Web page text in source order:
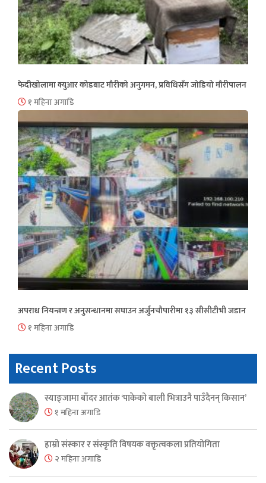
फेदीखोलामा क्युआर कोडबाट मौरीको अनुगमन, प्रविधिसँग जोडियो मौरीपालन
१ महिना अगाडि
अपराध नियन्त्रण र अनुसन्धानमा सघाउन अर्जुनचौपारीमा १३ सीसीटीभी जडान
१ महिना अगाडि
Recent Posts
स्याङ्जामा बाँदर आतंक ‘पाकेको बाली भित्राउनै पाउँदैनन् किसान’
१ महिना अगाडि
हाम्रो संस्कार र संस्कृति विषयक वक्तृत्वकला प्रतियोगिता
२ महिना अगाडि